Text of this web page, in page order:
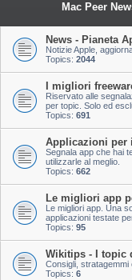
Mac Peer
News - Pianeta
Notizie Apple,
Topics: 2044
I migliori
Riservato alle
per topic. Solo ed
Topics: 691
Applicazioni per
Segnala app che hai
utilizzarle al meglio.
Topics: 662
Le migliori app
Le migliori app. Una
applicazioni testate
Topics: 95
Wikitips - I topic
Consigli, stratagemmi
Topics: 6